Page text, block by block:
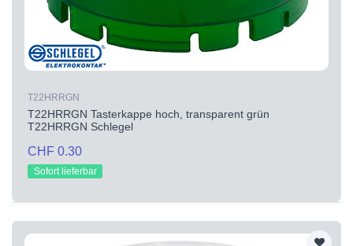
T22HRRGN
T22HRRGN Tasterkappe hoch, transparent grün
T22HRRGN Schlegel
CHF 0.30
Sofort lieferbar